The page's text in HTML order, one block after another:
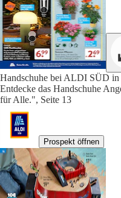
Handschuhe bei ALDI SÜD in
Entdecke das Handschuhe
für Alle.", Seite 13
Prospekt öffnen